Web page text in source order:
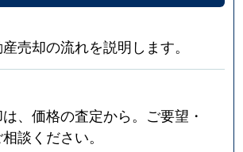
売却の流れを説明します。
、価格の査定から。ご要望・
談ください。